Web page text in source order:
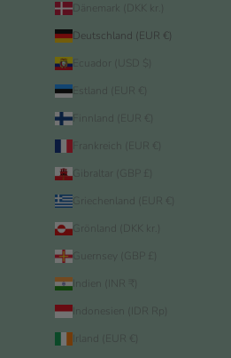
Dänemark (DKK kr.)
Deutschland (EUR €)
Ecuador (USD $)
Estland (EUR €)
Finnland (EUR €)
Frankreich (EUR €)
Gibraltar (GBP £)
Griechenland (EUR €)
Grönland (DKK kr.)
Guernsey (GBP £)
Indien (INR ₹)
Indonesien (IDR Rp)
Irland (EUR €)